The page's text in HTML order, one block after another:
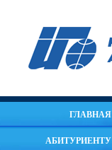
ГЛАВНАЯ
АБИТУРИЕНТУ